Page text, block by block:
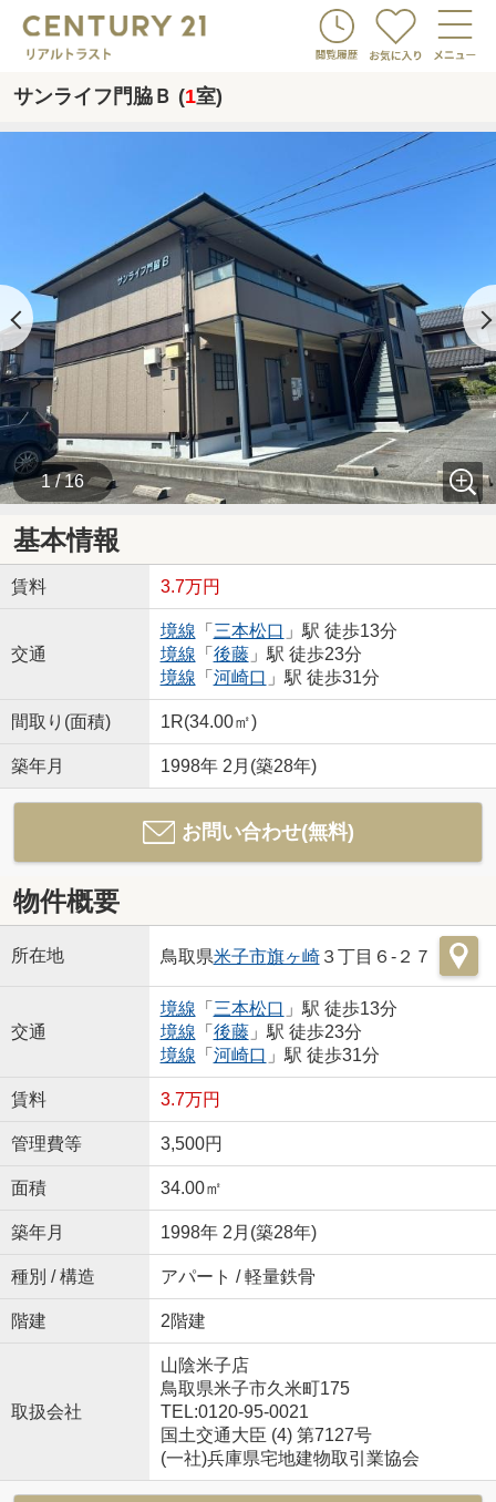
サンライフ門脇Ｂ (1室)
1 / 16
基本情報
賃料 3.7万円
交通
境線 「 三本松口 」駅 徒歩13分
境線 「 後藤」駅 徒歩23分
境線 「 河崎口 」駅 徒歩31分
間取り(面積) 1R(34.00㎡)
築年月 1998年 2月(築28年)
お問い合わせ(無料)
物件概要
所在地 鳥取県米子市旗ヶ崎３丁目６-２７
交通
境線 「 三本松口 」駅 徒歩13分
境線 「 後藤」駅 徒歩23分
境線 「 河崎口 」駅 徒歩31分
賃料 3.7万円
管理費等 3,500円
面積 34.00㎡
築年月 1998年 2月(築28年)
種別 / 構造 アパート / 軽量鉄骨
階建 2階建
取扱会社
山陰米子店
鳥取県米子市久米町175
TEL:0120-95-0021
国土交通大臣 (4) 第7127号
(一社)兵庫県宅地建物取引業協会